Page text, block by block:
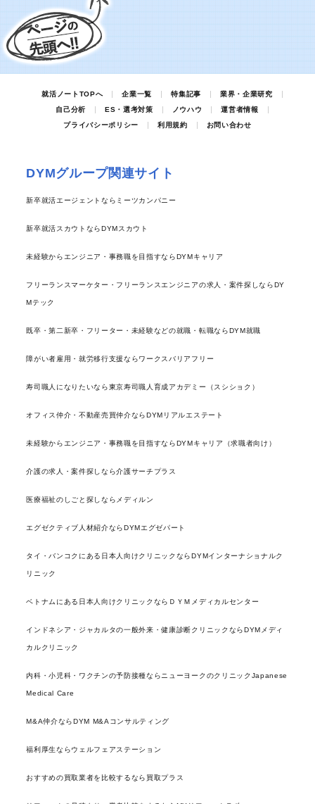
就活ノートTOPへ 企業一覧 特集記事
業界・企業研究
自己分析
ES・選考対策 ノウハウ
運営者情報
プライバシーポリシー
利用規約 お問い合わせ
DYMグループ関連サイト
新卒就活エージェントならミーツカンパニー
新卒就活スカウトならDYMスカウト
未経験からエンジニア・事務職を目指すならDYMキャリア
フリーランスマーケター・フリーランスエンジニアの求人・案件探しならDY
Mテック
既卒・第二新卒・フリーター・未経験などの就職・転職ならDYM就職
障がい者雇用・就労移行支援ならワークスバリアフリー
寿司職人になりたいなら東京寿司職人育成アカデミー（スシショク）
オフィス仲介・不動産売買仲介ならDYMリアルエステート
未経験からエンジニア・事務職を目指すならDYMキャリア（求職者向け）
介護の求人・案件探しなら介護サーチプラス
医療福祉のしごと探しならメディルン
エグゼクティブ人材紹介ならDYMエグゼパート
タイ・バンコクにある日本人向けクリニックならDYMインターナショナルク
リニック
ベトナムにある日本人向けクリニックならＤＹＭメディカルセンター
インドネシア・ジャカルタの一般外来・健康診断クリニックならDYMメディ
カルクリニック
内科・小児科・ワクチンの予防接種ならニューヨークのクリニックJapanese
Medical Care
M&A仲介ならDYM M&Aコンサルティング
福利厚生ならウェルフェアステーション
おすすめの買取業者を比較するなら買取プラス